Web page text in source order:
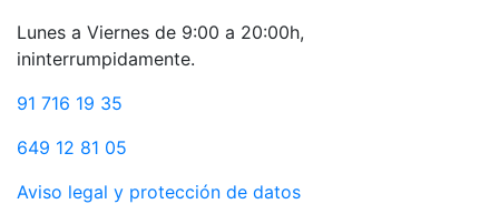
Lunes a Viernes de 9:00 a 20:00h,
ininterrumpidamente.
91 716 19 35
649 12 81 05
Aviso legal y protección de datos